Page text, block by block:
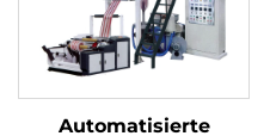
Automatisierte